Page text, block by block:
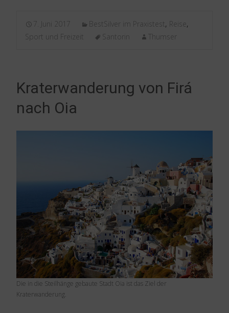
7. Juni 2017 BestSilver im Praxistest, Reise ,
Sport und Freizeit
Santorin Thumser
Kraterwanderung von Firá
nach Oia
Die in die Steilhänge gebaute Stadt Oia ist das Ziel der
Kraterwanderung.